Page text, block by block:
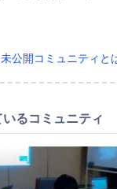
未公開コミュニティと
るコミュニティ